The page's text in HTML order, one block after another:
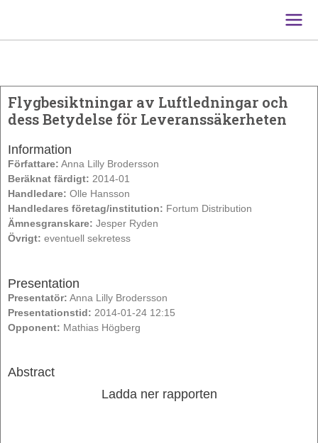
Main
Flygbesiktningar av Luftledningar och
dess Betydelse för Leveranssäkerheten
Information
Författare: Anna Lilly Brodersson
Beräknat färdigt: 2014-01
Handledare: Olle Hansson
Handledares företag/institution: Fortum Distribution
Ämnesgranskare: Jesper Ryden
Övrigt: eventuell sekretess
Presentation
Presentatör: Anna Lilly Brodersson
Presentationstid: 2014-01-24 12:15
Opponent: Mathias Högberg
Abstract
Ladda ner rapporten